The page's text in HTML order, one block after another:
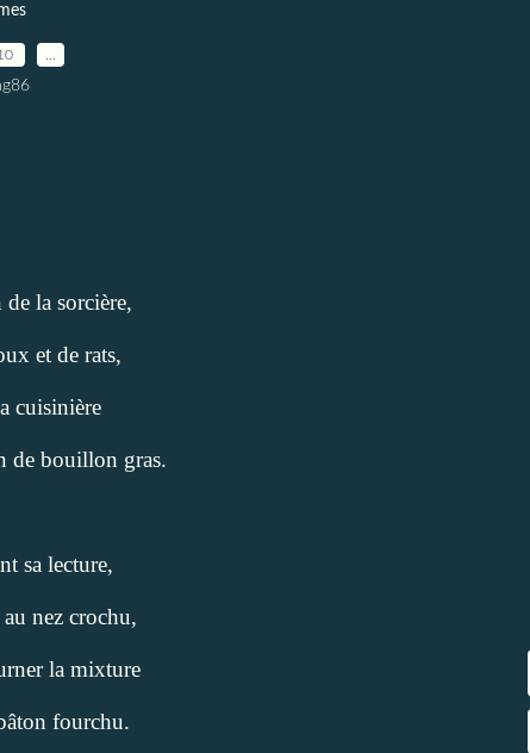
la sorcière,
et de rats,
cuisinière
de bouillon gras.
sa lecture,
nez crochu,
la mixture
fourchu.